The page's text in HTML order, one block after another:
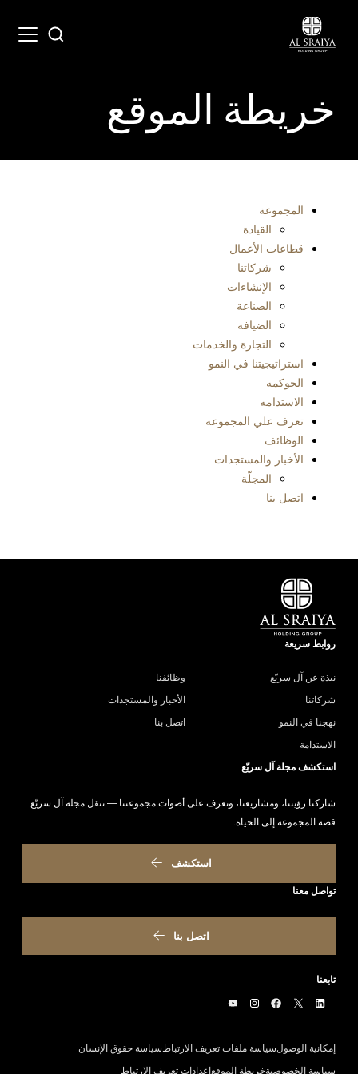
main
Search
Open
خريطة الموقع
المجموعة
القيادة
قطاعات الأعمال
شركاتنا
الإنشاءات
الصناعة
الضيافة
التجارة والخدمات
استراتيجيتنا في النمو
الحوكمه
الاستدامه
تعرف علي المجموعه
الوظائف
الأخبار والمستجدات
المجلّة
اتصل بنا
روابط سريعة
نبذة عن آل سريّع
وظائفنا
شركاتنا
الأخبار والمستجدات
نهجنا في النمو
اتصل بنا
الاستدامة
استكشف مجلة آل سريّع
شاركنا رؤيتنا، ومشاريعنا، وتعرف على أصوات مجموعتنا — تنقل مجلة آل سريّع
قصة المجموعة إلى الحياة.
استكشف
تواصل معنا
اتصل بنا
تابعنا
إمكانية الوصولسياسة ملفات تعريف الارتباط سياسة حقوق الإنسان
سياسة الخصوصيةخريطة الموقعإعدادات تعريف الارتباط